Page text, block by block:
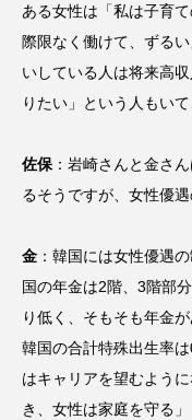
ある女性は「私は子育
際限なく働けて、ずる
いしている人は将来高
りたい」という人もい
佐保 ：岩崎さんと金さ
るそうですが、女性優
金 ：韓国には女性優遇
国の年金は2階、3階部
り低く、そもそも年金
韓国の合計特殊出生率
はキャリアを望むよう
き、女性は家庭を守る